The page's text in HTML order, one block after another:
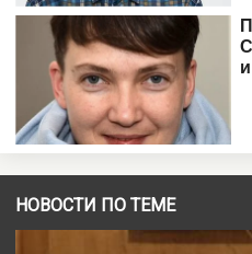
НОВОСТИ ПО ТЕМЕ